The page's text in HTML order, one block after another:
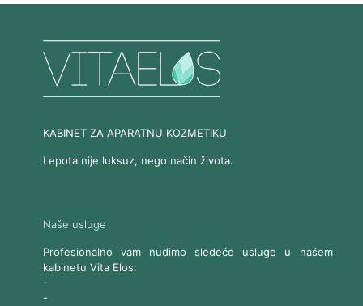
KABINET ZA APARATNU KOZMETIKU
Lepota nije luksuz, nego način života.
Naše usluge
Profesionalno vam nudimo sledeće usluge u našem
kabinetu Vita Elos:
-
-